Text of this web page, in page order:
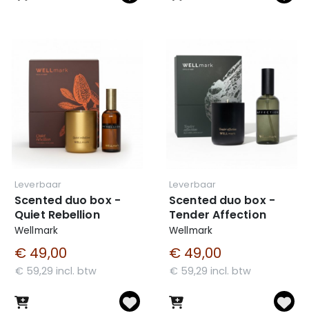
Leverbaar
Scented duo box -
Quiet Rebellion
Wellmark
€ 49,00
€ 59,29 incl. btw
Leverbaar
Scented duo box -
Tender Affection
Wellmark
€ 49,00
€ 59,29 incl. btw